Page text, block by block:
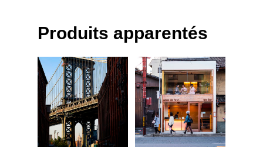
Produits apparentés